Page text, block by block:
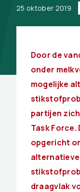
25 oktober 2019
Door de
onder
mogelijke
partijen
Task Force.
opgericht
draagvlak